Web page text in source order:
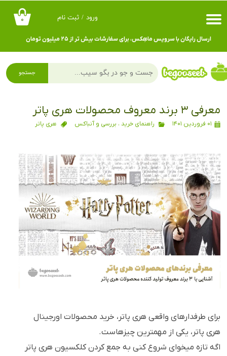
۰ ورود / ثبت نام
حساب کاربری من
تغییر گذر واژه
سفارشات
ارسال رایگان با سرویس ماهِکس، برای سفارشات بیش تر از ۲۵ میلیون تومان
جستجو
معرفی ۳ برند معروف محصولات هری پاتر
۰۱ فروردین ۱۴۰۱ راهنمای خرید ، بررسی و آنباکس هری پاتر
برای طرفدارهای واقعی هری پاتر، خرید محصولات اورجینال
هری پاتر، یکی از مهمترین چیزهاست.
اگه تازه میخوای شروع کنی به جمع کردن کلکسیون هری پاتر